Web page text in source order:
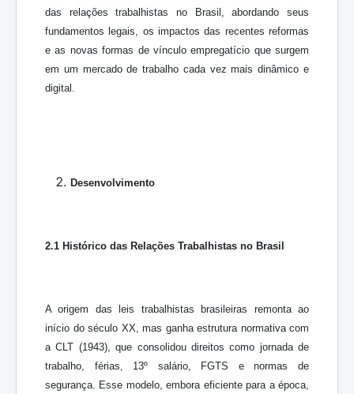
das relações trabalhistas no Brasil, abordando seus
fundamentos legais, os impactos das recentes reformas
e as novas formas de vínculo empregatício que surgem
em um mercado de trabalho cada vez mais dinâmico e
digital.
Desenvolvimento
2.1 Histórico das Relações Trabalhistas no Brasil
A origem das leis trabalhistas brasileiras remonta ao
início do século XX, mas ganha estrutura normativa com
a CLT (1943), que consolidou direitos como jornada de
trabalho, férias, 13º salário, FGTS e normas de
segurança. Esse modelo, embora eficiente para a época,